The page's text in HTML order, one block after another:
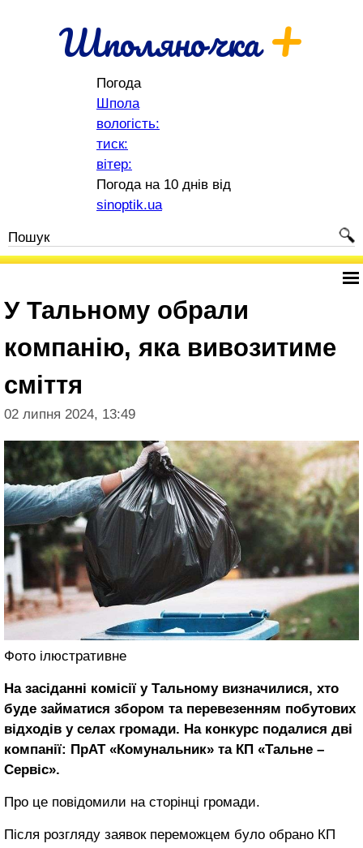
Шполяночка+
Погода
Шпола
вологість:
тиск:
вітер:
Погода на 10 днів від
sinoptik.ua
У Тальному обрали
компанію, яка вивозитиме
сміття
02 липня 2024, 13:49
Фото ілюстративне
На засіданні комісії у Тальному визначилися, хто
буде займатися збором та перевезенням побутових
відходів у селах громади. На конкурс подалися дві
компанії: ПрАТ «Комунальник» та КП «Тальне –
Сервіс».
Про це повідомили на сторінці громади.
Після розгляду заявок переможцем було обрано КП